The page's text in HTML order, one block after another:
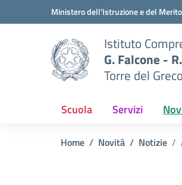
Vai ai contenuti
Vai al menu di navigazioneMinistero dell'Istruzione e del Merito
Istituto
G. Falcone -
Torre del Greco
Scuola Servizi
Home Novità Notizie